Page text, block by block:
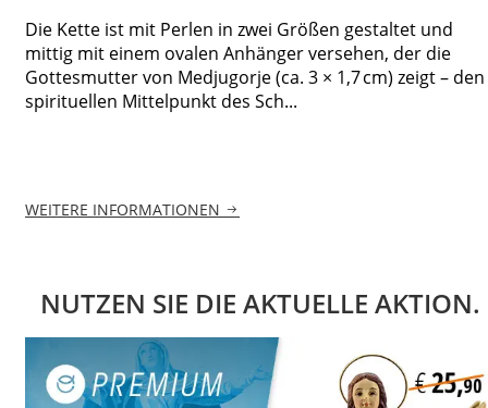
Die Kette ist mit Perlen in zwei Größen gestaltet und
mittig mit einem ovalen Anhänger versehen, der die
Gottesmutter von Medjugorje (ca. 3 × 1,7 cm) zeigt – den
spirituellen Mittelpunkt des Sch...
WEITERE INFORMATIONEN
NUTZEN SIE DIE AKTUELLE AKTION.